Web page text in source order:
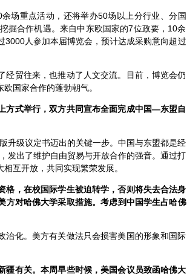
场重点活动，还将举办50场以上分行业、分国
掘合作机遇。来自中东欧国家的7位政要，10余
人参加本届博览会，预计达成采购意向超过
贸往来，也推动了人文交流。目前，博览会仍
国家合作的蓬勃朝气。
方式举行，双方共同宣布全面完成中国—东盟自
升级议定书迈出的关键一步。中国与东盟都是经
发出了维护自由贸易与开放合作的强音。通过打
互开放，共同实现繁荣发展。
格，在校国际学生被迫转学，否则将失去合法身
方对哈佛大学采取措施。考虑到中国学生占哈佛
治化。美方有关做法只会损害美国的形象和国际
疆有关。本周早些时候，美国会议员致函哈佛大